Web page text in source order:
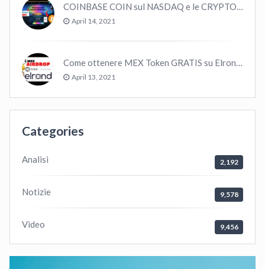
COINBASE COIN sul NASDAQ e le CRYPTO volano!
April 14, 2021
Come ottenere MEX Token GRATIS su Elrond ?
April 13, 2021
Categories
Analisi 2,192
Notizie 9,578
Video 9,456